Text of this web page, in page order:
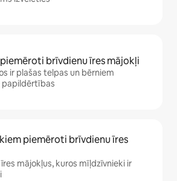
brīvdienu īres mājokļi
ir plašas telpas un bērniem
papildērtības
piemēroti brīvdienu īres
mājokļus, kuros mīļdzīvnieki ir